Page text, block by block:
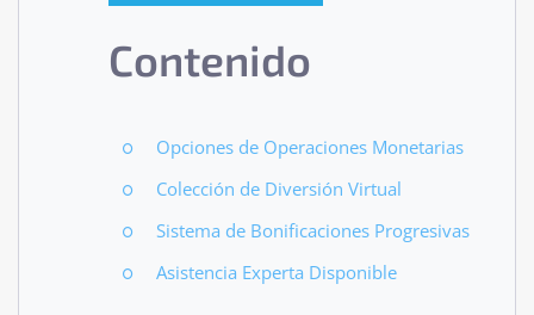
Contenido
Opciones de Operaciones Monetarias
Colección de Diversión Virtual
Sistema de Bonificaciones Progresivas
Asistencia Experta Disponible